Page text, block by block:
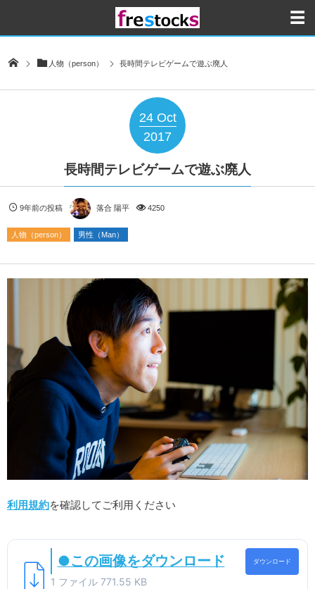
人物（person） 長時間テレビゲームで遊ぶ廃人
24 Oct
2017
長時間テレビゲームで遊ぶ廃人
9年前の投稿 落合 陽平 4250
人物（person） 男性（Man）
利用規約を確認してご利用ください
●この画像をダウンロード
1 ファイル 771.55 KB
ダウンロード